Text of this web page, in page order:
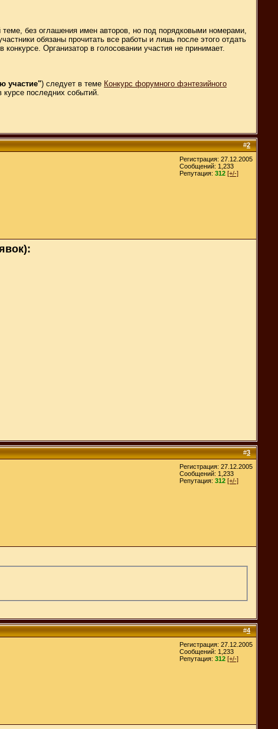
без оглашения имен авторов, но под порядковыми номерами,
обязаны прочитать все работы и лишь после этого отдать
Организатор в голосовании участия не принимает.
участие") следует в теме Конкурс форумного фэнтезийного
последних событий.
#2
Регистрация: 27.12.2005
Сообщений: 1,233
Репутация: 312 [+/-]
#3
Регистрация: 27.12.2005
Сообщений: 1,233
Репутация: 312 [+/-]
#4
Регистрация: 27.12.2005
Сообщений: 1,233
Репутация: 312 [+/-]